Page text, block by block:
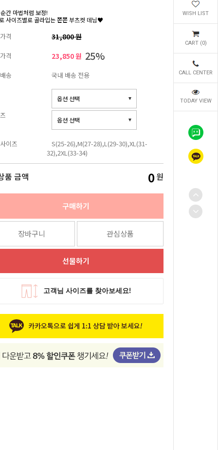
WISH LIST
CART (0)
CALL CENTER
TODAY VIEW
간 마법처럼 보정!
사이즈별로 골라입는 쫀쫀 부츠컷 데님♥
격 31,800 원
격 23,850 원 25%
송
국내 배송 전용
이즈
S(25-26),M(27-28),L(29-30),XL(31-
32),2XL(33-34)
품 금액 0 원
구매하기
장바구니 관심상품
선물하기